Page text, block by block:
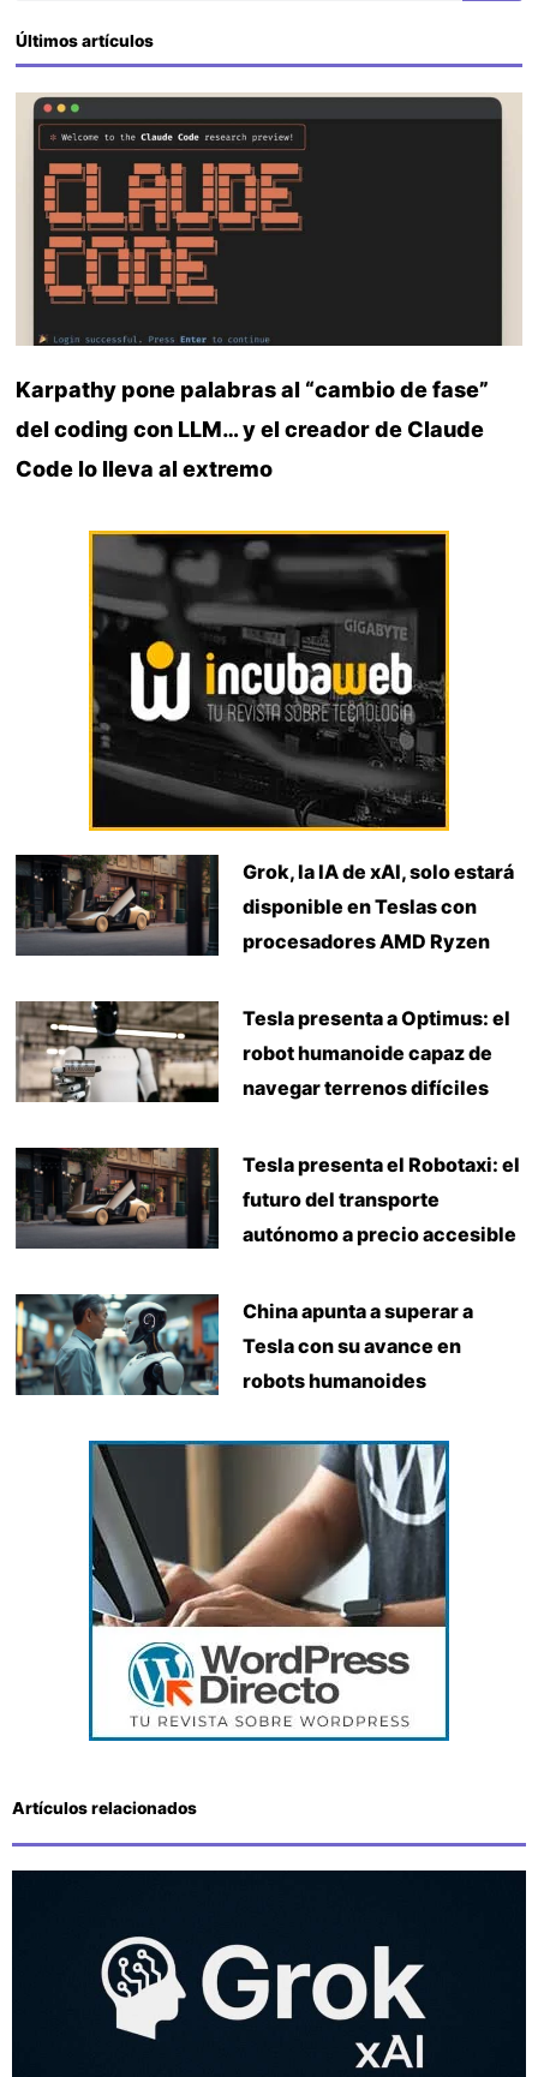
Últimos artículos
Karpathy pone palabras al “cambio de fase”
del coding con LLM… y el creador de Claude
Code lo lleva al extremo
Grok, la IA de xAI, solo estará
disponible en Teslas con
procesadores AMD Ryzen
Tesla presenta a Optimus: el
robot humanoide capaz de
navegar terrenos difíciles
Tesla presenta el Robotaxi: el
futuro del transporte
autónomo a precio accesible
China apunta a superar a
Tesla con su avance en
robots humanoides
Artículos relacionados